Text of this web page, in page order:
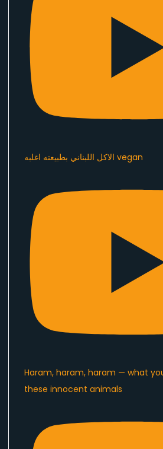
الاكل اللبناني بطبيعته اغلبه vegan
Haram, haram, haram — what
these innocent animals